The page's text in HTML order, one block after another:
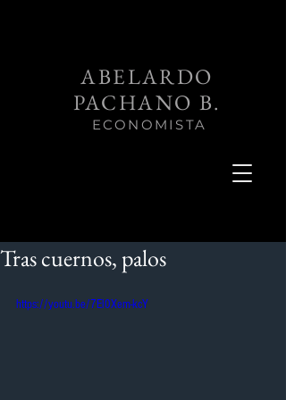
ABELARDO
PACHANO B.
ECONOMISTA
Tras cuernos, palos
https://youtu.be/7El0Xem-kcY